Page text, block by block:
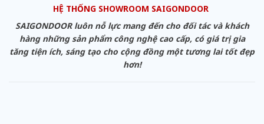
HỆ THỐNG SHOWROOM SAIGONDOOR
SAIGONDOOR luôn nỗ lực mang đến cho đối tác và khách
hàng những sản phẩm công nghệ cao cấp, có giá trị gia
tăng tiện ích, sáng tạo cho cộng đồng một tương lai tốt đẹp
hơn!